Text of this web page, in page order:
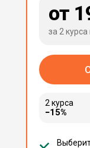
от
за 2
2 курса
−15%